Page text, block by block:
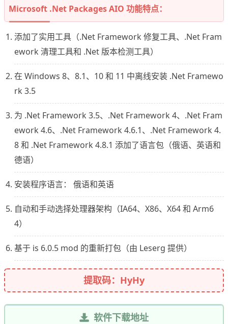
Microsoft .Net Packages AIO 功能特点：
添加了实用工具（.Net Framework 修复工具、.Net Fram
ework 清理工具和 .Net 版本检测工具）
在 Windows 8、8.1、10 和 11 中离线安装 .Net Framewo
rk 3.5
为 .Net Framework 3.5、.Net Framework 4、.Net Fram
ework 4.6、.Net Framework 4.6.1、.Net Framework 4.
8 和 .Net Framework 4.8.1 添加了语言包（俄语、英语和
德语）
安装程序语言： 俄语和英语
自动和手动选择处理器架构（IA64、X86、X64 和 Arm6
4）
基于 is 6.0.5 mod 的重新打包（由 Leserg 提供）
提取码：HyHy
软件下载地址